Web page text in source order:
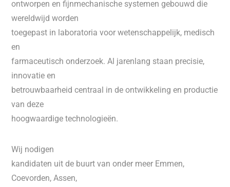
ontworpen en fijnmechanische systemen gebouwd die
wereldwijd worden
toegepast in laboratoria voor wetenschappelijk, medisch
en
farmaceutisch onderzoek. Al jarenlang staan precisie,
innovatie en
betrouwbaarheid centraal in de ontwikkeling en productie
van deze
hoogwaardige technologieën.
Wij nodigen
kandidaten uit de buurt van onder meer Emmen,
Coevorden, Assen,